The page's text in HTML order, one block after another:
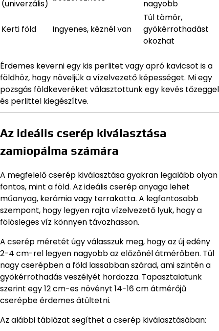
(univerzális)
nagyobb
Kerti föld Ingyenes, kéznél van
Túl tömör,
gyökérrothadást
okozhat
Érdemes keverni egy kis perlitet vagy apró kavicsot is a
földhöz, hogy növeljük a vízelvezető képességet. Mi egy
pozsgás földkeveréket választottunk egy kevés tőzeggel
és perlittel kiegészítve.
Az ideális cserép kiválasztása
zamiopálma számára
A megfelelő cserép kiválasztása gyakran legalább olyan
fontos, mint a föld. Az ideális cserép anyaga lehet
műanyag, kerámia vagy terrakotta. A legfontosabb
szempont, hogy legyen rajta vízelvezető lyuk, hogy a
fölösleges víz könnyen távozhasson.
A cserép méretét úgy válasszuk meg, hogy az új edény
2-4 cm-rel legyen nagyobb az előzőnél átmérőben. Túl
nagy cserépben a föld lassabban szárad, ami szintén a
gyökérrothadás veszélyét hordozza. Tapasztalatunk
szerint egy 12 cm-es növényt 14-16 cm átmérőjű
cserépbe érdemes átültetni.
Az alábbi táblázat segíthet a cserép kiválasztásában: